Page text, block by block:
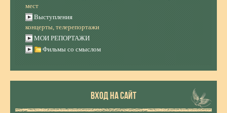
мест
Выступления
концерты, телерепортажи
МОИ РЕПОРТАЖИ
Фильмы со смыслом
ВХОД НА САЙТ